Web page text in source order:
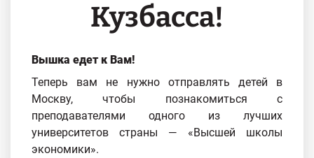
Кузбасса!
Вышка едет к Вам!
Теперь вам не нужно отправлять детей в
Москву, чтобы познакомиться с
преподавателями одного из лучших
университетов страны — «Высшей школы
экономики».